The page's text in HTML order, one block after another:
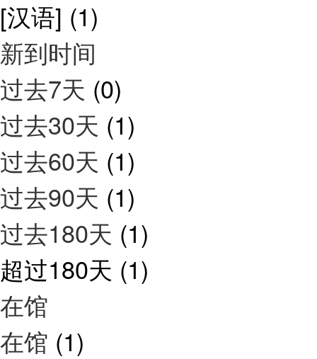
[汉语] (1)
新到时间
过去7天 (0)
过去30天 (1)
过去60天 (1)
过去90天 (1)
过去180天 (1)
超过180天 (1)
在馆
在馆 (1)